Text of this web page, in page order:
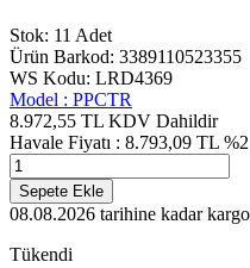
Stok: 11 Adet
Ürün Barkod: 3389110523355
WS Kodu: LRD4369
Model : PPCTR
8.972,55 TL KDV Dahildir
Havale Fiyatı : 8.793,09 TL %2
Sepete Ekle
08.08.2026 tarihine kadar
Tükendi